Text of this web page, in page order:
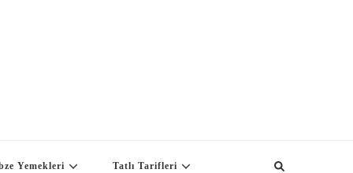
Yemekleri Tatlı Tarifleri